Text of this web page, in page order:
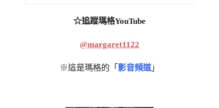
☆追蹤瑪格YouTube
@margaret1122
※這是瑪格的「 影音頻道 」